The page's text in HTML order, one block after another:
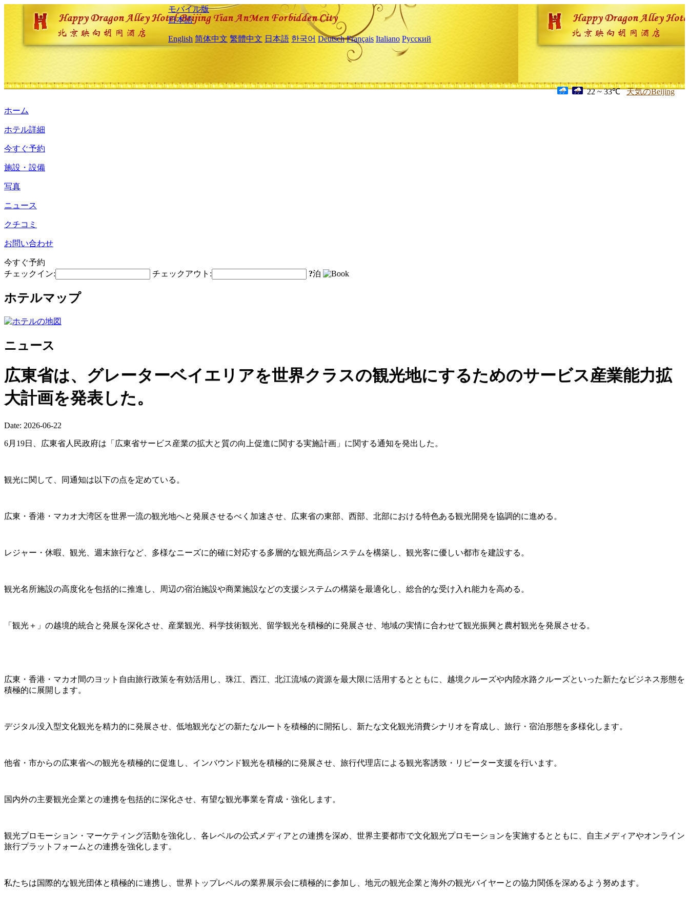
モバイル版
日本語
English 简体中文 繁體中文 日本語 한국어 Deutsch Français Italiano Русский
22 ~ 33℃ 天気のBeijing
ホーム
ホテル詳細
今すぐ予約
施設・設備
写真
ニュース
クチコミ
お問い合わせ
今すぐ予約
チェックイン:
チェックアウト: ?泊
ホテルマップ
ニュース
広東省は、グレーターベイエリアを世界クラスの観光地にするためのサービス産業能力拡
大計画を発表した。
Date: 2026-06-22
6月19日、広東省人民政府は「広東省サービス産業の拡大と質の向上促進に関する実施計画」に関する通知を発出した。
観光に関して、同通知は以下の点を定めている。
広東・香港・マカオ大湾区を世界一流の観光地へと発展させるべく加速させ、広東省の東部、西部、北部における特色ある観光開発を協調的に進める。
レジャー・休暇、観光、週末旅行など、多様なニーズに的確に対応する多層的な観光商品システムを構築し、観光客に優しい都市を建設する。
観光名所施設の高度化を包括的に推進し、周辺の宿泊施設や商業施設などの支援システムの構築を最適化し、総合的な受け入れ能力を高める。
「観光＋」の越境的統合と発展を深化させ、産業観光、科学技術観光、留学観光を積極的に発展させ、地域の実情に合わせて観光振興と農村観光を発展させる。
広東・香港・マカオ間のヨット自由旅行政策を有効活用し、珠江、西江、北江流域の資源を最大限に活用するとともに、越境クルーズや内陸水路クルーズといった新たなビジネス形態を
積極的に展開します。
デジタル没入型文化観光を精力的に発展させ、低地観光などの新たなルートを積極的に開拓し、新たな文化観光消費シナリオを育成し、旅行・宿泊形態を多様化します。
他省・市からの広東省への観光を積極的に促進し、インバウンド観光を積極的に発展させ、旅行代理店による観光客誘致・リピーター支援を行います。
国内外の主要観光企業との連携を包括的に深化させ、有望な観光事業を育成・強化します。
観光プロモーション・マーケティング活動を強化し、各レベルの公式メディアとの連携を深め、世界主要都市で文化観光プロモーションを実施するとともに、自主メディアやオンライン
旅行プラットフォームとの連携を強化します。
私たちは国際的な観光団体と積極的に連携し、世界トップレベルの業界展示会に積極的に参加し、地元の観光企業と海外の観光バイヤーとの協力関係を深めるよう努めます。